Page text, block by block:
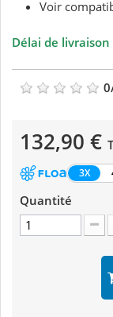
Voir
Délai de
0
132,90 €
3X
Quantité